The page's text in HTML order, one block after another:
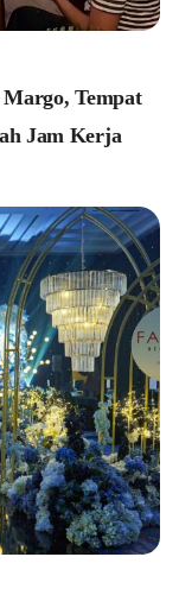
Tempat
Jam Kerja